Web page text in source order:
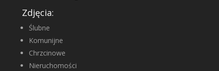
Zdjęcia:
Ślubne
Komunijne
Chrzcinowe
Nieruchomości